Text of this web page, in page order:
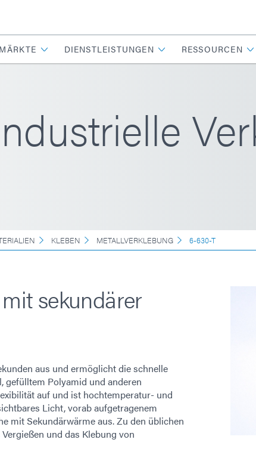
MÄRKTE DIENSTLEISTUNGEN RESSOURCEN
KLEBEN METALLVERKLEBUNG 6-630-T
sekundärer
aus und ermöglicht die schnelle
gefülltem Polyamid und anderen
auf und ist hochtemperatur- und
Licht, vorab aufgetragenem
mit Sekundärwärme aus. Zu den üblichen
und das Klebung von